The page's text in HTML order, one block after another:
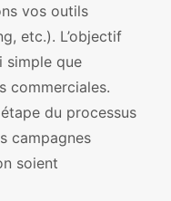
vos outils
etc.). L’objectif
simple que
commerciales.
du processus
campagnes
soient